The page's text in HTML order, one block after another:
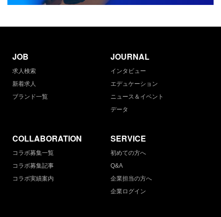
JOB
求人検索
新着求人
ブランド一覧
JOURNAL
インタビュー
エデュケーション
ニュース＆イベント
データ
COLLABORATION
コラボ募集一覧
コラボ募集記事
コラボ実績案内
SERVICE
初めての方へ
Q&A
企業担当の方へ
企業ログイン